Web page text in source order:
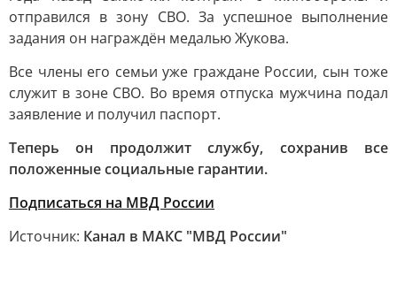
отправился в зону СВО. За успешное выполнение
задания он награждён медалью Жукова.
Все члены его семьи уже граждане России, сын тоже
служит в зоне СВО. Во время отпуска мужчина подал
заявление и получил паспорт.
Теперь он продолжит службу, сохранив все
положенные социальные гарантии.
Подписаться на МВД России
Источник: Канал в МАКС "МВД России"